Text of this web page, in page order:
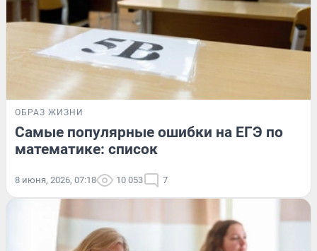
ОБРАЗ ЖИЗНИ
Самые популярные ошибки на ЕГЭ по
математике: список
8 июня, 2026, 07:18 10 053 7